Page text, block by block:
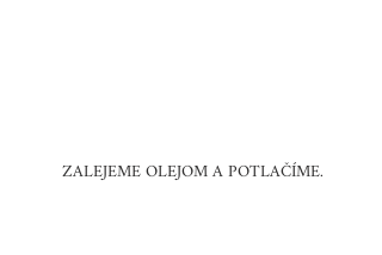
ZALEJEME OLEJOM A POTLAČÍME.